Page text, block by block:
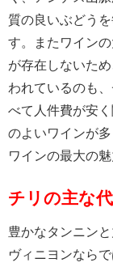
質の良いぶどう
す。またワイン
が存在しないた
われているのも
べて人件費が安
のよいワインが
ワインの最大の魅
チリの主な
豊かなタンニン
ヴィニヨンなら